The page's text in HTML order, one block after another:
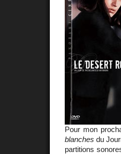
Pour mon
blanches du
partitions